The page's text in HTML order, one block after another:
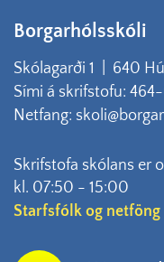
Borgarhólsskóli
Skólagarði 1 | 640
Sími á skrifstofu:
Netfang:
Skrifstofa skólans er
kl. 07:50 - 15:00
Starfsfólk og netföng